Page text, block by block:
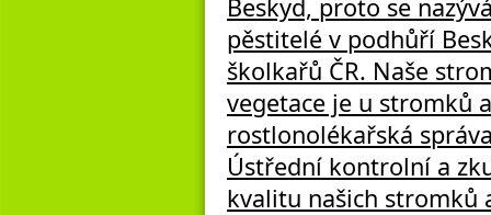
Beskyd, proto se
pěstitelé v podhůří
školkařů ČR. Naše
vegetace je u stromků
rostlonolékařská
Ústřední kontrolní a
kvalitu našich stromků